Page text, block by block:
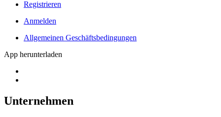
Registrieren
Anmelden
Allgemeinen Geschäftsbedingungen
App herunterladen
Unternehmen